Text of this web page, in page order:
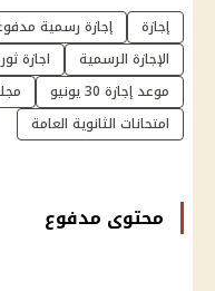
إجازة إجازة رسمية
الإجازة الرسمية
اجازة ثورة 30
موعد إجازة 30 يونيو
امتحانات الثانوية العامة
محتوى مدفوع